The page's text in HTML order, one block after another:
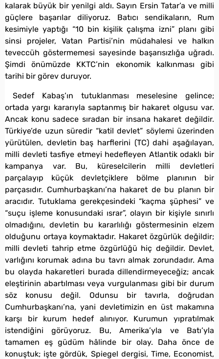
kalarak büyük bir yenilgi aldı. Sayın Ersin Tatar’a ve milli
güçlere başarılar diliyoruz. Batıcı sendikaların, Rum
kesimiyle yaptığı “10 bin kişilik çalışma izni” planı gibi
sinsi projeler, Vatan Partisi’nin müdahalesi ve halkın
teveccüh göstermemesi sayesinde başarısızlığa uğradı.
Şimdi önümüzde KKTC’nin ekonomik kalkınması gibi
tarihi bir görev duruyor.
Sedef Kabaş’ın tutuklanması meselesine gelince;
ortada yargı kararıyla saptanmış bir hakaret olgusu var.
Ancak konu sadece sıradan bir insana hakaret değildir.
Türkiye’de uzun süredir “katil devlet” söylemi üzerinden
yürütülen, devletin baş harflerini (TC) dahi aşağılayan,
milli devleti tasfiye etmeyi hedefleyen Atlantik odaklı bir
kampanya var. Bu, küreselcilerin milli devletleri
parçalayıp küçük devletçiklere bölme planının bir
parçasıdır. Cumhurbaşkanı’na hakaret de bu planın bir
aracıdır. Tutuklama gerekçesindeki “kaçma şüphesi” ve
“suçu işleme konusundaki ısrar”, olayın bir kişiyle sınırlı
olmadığını, devletin bu kararlılığı göstermesinin elzem
olduğunu ortaya koymaktadır. Hakaret özgürlük değildir;
milli devleti tahrip etme özgürlüğü hiç değildir. Devlet,
varlığını korumak adına bu tavrı almak zorundadır. Ama
bu olayda hakaretleri burada dillendirmeyeceğiz; ancak
eleştirinin abartılması veya vurgulanması gibi bir durum
söz konusu değil. Odunsu bir tavırla, doğrudan
Cumhurbaşkanı’na, yani devletimizin en üst makamına
karşı bir kurum hedef alınıyor. Kurumun yıpratılmak
istendiğini görüyoruz. Bu, Amerika’yla ve Batı’yla
tamamen eş güdüm hâlinde bir olay. Daha önce de
konuştuk; işte gördük, Spiegel dergisi, Time, Economist,